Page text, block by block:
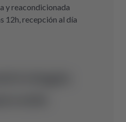
y reacondicionada
12h, recepción al día